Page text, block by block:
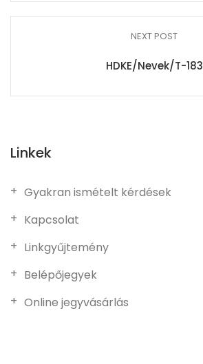
NEXT POST
HDKE/Nevek/T-183
Linkek
Gyakran ismételt kérdések
Kapcsolat
Linkgyűjtemény
Belépőjegyek
Online jegyvásárlás